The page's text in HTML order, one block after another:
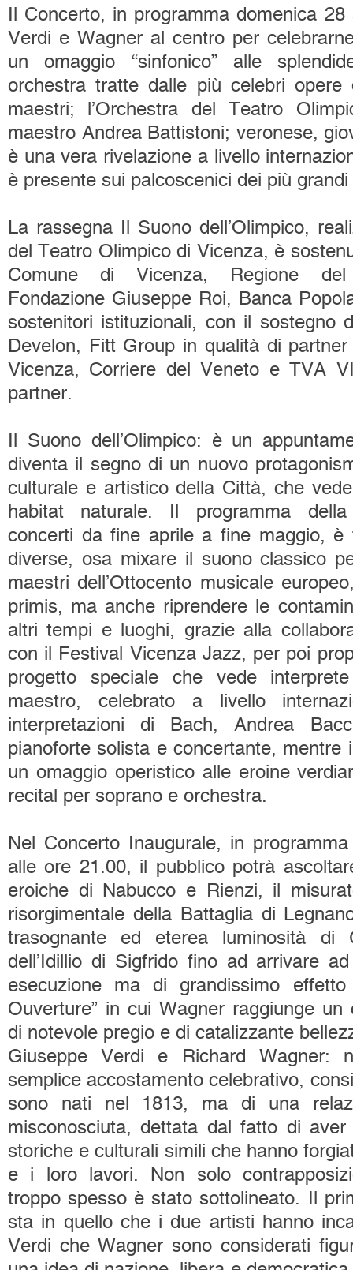
Il Concerto, in programma domenica
Verdi e Wagner al centro per
un omaggio “sinfonico” alle
orchestra tratte dalle più celebri opere
maestri; l’Orchestra del Teatro
maestro Andrea Battistoni; veronese,
è una vera rivelazione a livello
è presente sui palcoscenici dei più
La rassegna Il Suono dell’Olimpico,
del Teatro Olimpico di Vicenza, è
Comune di Vicenza, Regione
Fondazione Giuseppe Roi, Banca
sostenitori istituzionali, con il sostegno
Develon, Fitt Group in qualità di
Vicenza, Corriere del Veneto e TVA
partner.
Il Suono dell’Olimpico: è un
diventa il segno di un nuovo
culturale e artistico della Città, che
habitat naturale. Il programma
concerti da fine aprile a fine maggio, è
diverse, osa mixare il suono classico
maestri dell’Ottocento musicale
primis, ma anche riprendere le
altri tempi e luoghi, grazie alla
con il Festival Vicenza Jazz, per poi
progetto speciale che vede
maestro, celebrato a livello
interpretazioni di Bach, Andrea
pianoforte solista e concertante, mentre
un omaggio operistico alle eroine
recital per soprano e orchestra.
Nel Concerto Inaugurale, in
alle ore 21.00, il pubblico potrà
eroiche di Nabucco e Rienzi, il
risorgimentale della Battaglia di
trasognante ed eterea luminosità di
dell’Idillio di Sigfrido fino ad arrivare
esecuzione ma di grandissimo
Ouverture” in cui Wagner raggiunge un
di notevole pregio e di catalizzante
Giuseppe Verdi e Richard
semplice accostamento celebrativo,
sono nati nel 1813, ma di una
misconosciuta, dettata dal fatto di
storiche e culturali simili che hanno
e i loro lavori. Non solo
troppo spesso è stato sottolineato. Il
sta in quello che i due artisti hanno
Verdi che Wagner sono considerati